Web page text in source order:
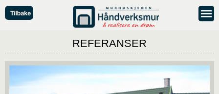
REFERANSER